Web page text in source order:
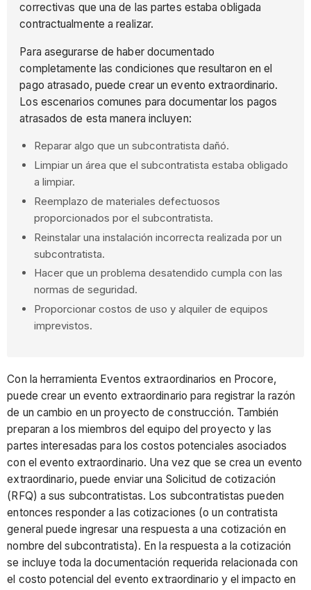
correctivas que una de las partes estaba obligada
contractualmente a realizar.
Para asegurarse de haber documentado
completamente las condiciones que resultaron en el
pago atrasado, puede crear un evento extraordinario.
Los escenarios comunes para documentar los pagos
atrasados de esta manera incluyen:
Reparar algo que un subcontratista dañó.
Limpiar un área que el subcontratista estaba obligado
a limpiar.
Reemplazo de materiales defectuosos
proporcionados por el subcontratista.
Reinstalar una instalación incorrecta realizada por un
subcontratista.
Hacer que un problema desatendido cumpla con las
normas de seguridad.
Proporcionar costos de uso y alquiler de equipos
imprevistos.
Con la herramienta Eventos extraordinarios en Procore,
puede crear un evento extraordinario para registrar la razón
de un cambio en un proyecto de construcción. También
preparan a los miembros del equipo del proyecto y las
partes interesadas para los costos potenciales asociados
con el evento extraordinario. Una vez que se crea un evento
extraordinario, puede enviar una Solicitud de cotización
(RFQ) a sus subcontratistas. Los subcontratistas pueden
entonces responder a las cotizaciones (o un contratista
general puede ingresar una respuesta a una cotización en
nombre del subcontratista). En la respuesta a la cotización
se incluye toda la documentación requerida relacionada con
el costo potencial del evento extraordinario y el impacto en